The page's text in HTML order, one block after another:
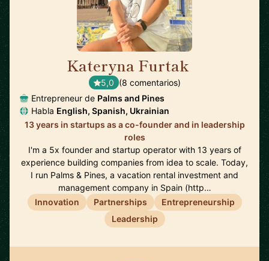
Kateryna Furtak
5,0 (8 comentarios)
Entrepreneur de Palms and Pines
Habla English, Spanish, Ukrainian
13 years in startups as a co-founder and in leadership
roles
I'm a 5x founder and startup operator with 13 years of
experience building companies from idea to scale. Today,
I run Palms & Pines, a vacation rental investment and
management company in Spain (http…
Innovation
Partnerships
Entrepreneurship
Leadership